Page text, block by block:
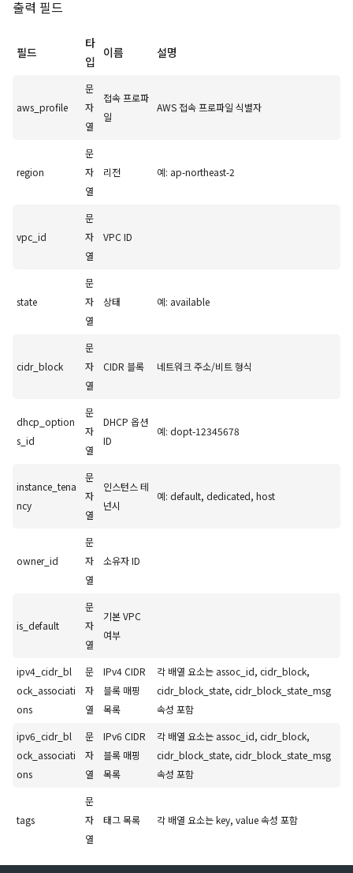
출력 필드
필드
타
입
이름 설명
aws_profile
문
자
열
접속 프로파
일
AWS 접속 프로파일 식별자
region
문
자
열
리전 예: ap-northeast-2
vpc_id
문
자
열
VPC ID
state
문
자
열
상태 예: available
cidr_block
문
자
열
CIDR 블록 네트워크 주소/비트 형식
dhcp_option
s_id
문
자
열
DHCP 옵션
ID
예: dopt-12345678
instance_tena
ncy
문
자
열
인스턴스 테
넌시
예: default, dedicated, host
owner_id
문
자
열
소유자 ID
is_default
문
자
열
기본 VPC
여부
ipv4_cidr_bl
ock_associati
ons
문
자
열
IPv4 CIDR
블록 매핑
목록
각 배열 요소는 assoc_id, cidr_block,
cidr_block_state, cidr_block_state_msg
속성 포함
ipv6_cidr_bl
ock_associati
ons
문
자
열
IPv6 CIDR
블록 매핑
목록
각 배열 요소는 assoc_id, cidr_block,
cidr_block_state, cidr_block_state_msg
속성 포함
tags
문
자
열
태그 목록 각 배열 요소는 key, value 속성 포함